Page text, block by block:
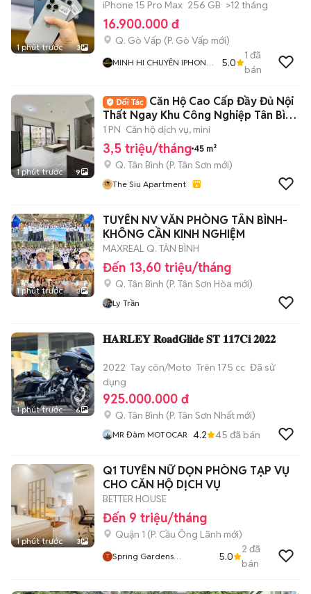
1 phút trước 3
iPhone 15 Pro Max 256 GB >12 tháng
16.900.000 đ
Q. Gò Vấp (P. Gò Vấp mới)
MINH HI CHUYÊN IPHONE
5.0
1 đã
bán
1 phút trước 9
Căn Hộ Cao Cấp Đầy Đủ Nội
Thất Ngay Khu Công Nghiệp Tân Bình
- Etown
1 PN Căn hộ dịch vụ, mini
3,5 triệu/tháng 45 m²
Q. Tân Bình (P. Tân Sơn mới)
The Siu Apartment
1 phút trước 3
TUYỂN NV VĂN PHÒNG TÂN BÌNH-
KHÔNG CẦN KINH NGHIỆM
MAXREAL Q. TÂN BÌNH
Đến 13,60 triệu/tháng
Q. Tân Bình (P. Tân Sơn Hòa mới)
Ly Trần
1 phút trước 6
𝐇𝐀𝐑𝐋𝐄𝐘 𝐑𝐨𝐚𝐝𝐆𝐥𝐢𝐝𝐞 𝐒𝐓 𝟏𝟏𝟕𝐂𝐢 𝟐𝟎𝟐𝟐
2022 Tay côn/Moto Trên 175 cc Đã sử
dụng
925.000.000 đ
Q. Tân Bình (P. Tân Sơn Nhất mới)
MR Đàm MOTOCAR 4.2 45 đã bán
1 phút trước 3
Q1 TUYỂN NỮ DỌN PHÒNG TẠP VỤ
CHO CĂN HỘ DỊCH VỤ
BETTER HOUSE
Đến 9 triệu/tháng
Quận 1 (P. Cầu Ông Lãnh mới)
Spring Gardens
5.0
2 đã
bán